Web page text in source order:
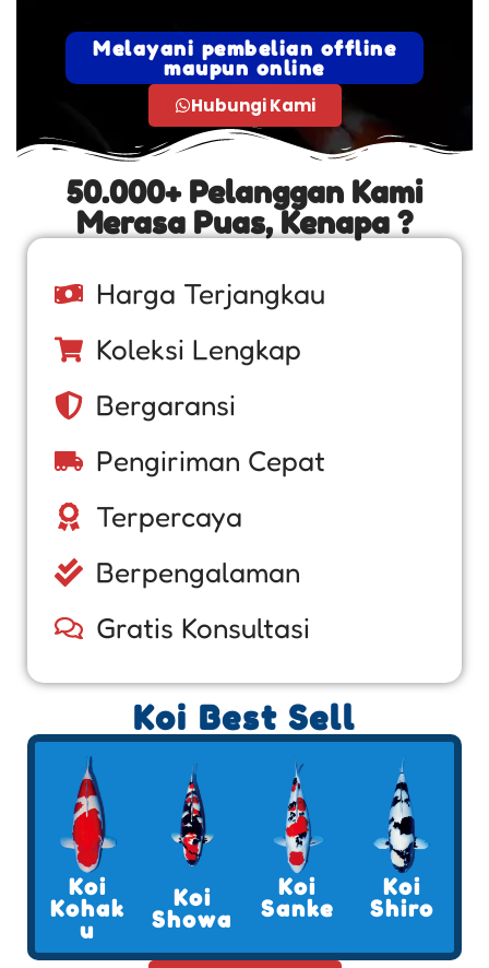
Melayani pembelian offline
maupun online
Hubungi Kami
50.000+ Pelanggan Kami
Merasa Puas, Kenapa ?
Harga Terjangkau
Koleksi Lengkap
Bergaransi
Pengiriman Cepat
Terpercaya
Berpengalaman
Gratis Konsultasi
Koi Best Sell
Koi
Kohak
u
Koi
Showa
Koi
Sanke
Koi
Shiro